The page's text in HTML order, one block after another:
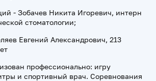
- Зобачев Никита Игоревич, интерн
стоматологии;
Евгений Александрович, 213
профессионально: игру
и спортивный врач. Соревнования